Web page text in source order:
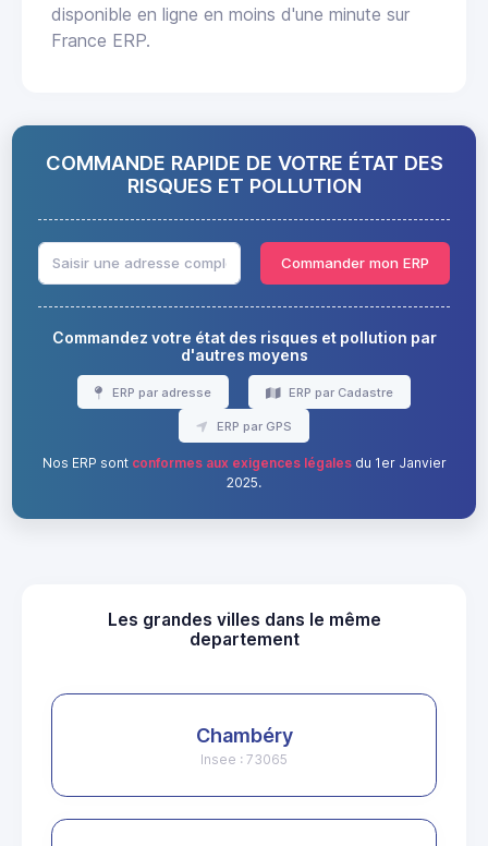
disponible en ligne en moins d'une minute sur
France ERP.
COMMANDE RAPIDE DE VOTRE ÉTAT DES
RISQUES ET POLLUTION
Commander mon ERP
Commandez votre état des risques et pollution par
d'autres moyens
ERP par adresse ERP par Cadastre
ERP par GPS
Nos ERP sont conformes aux exigences légalesdu 1er Janvier
2025.
Les grandes villes dans le même
departement
Chambéry
Insee : 73065